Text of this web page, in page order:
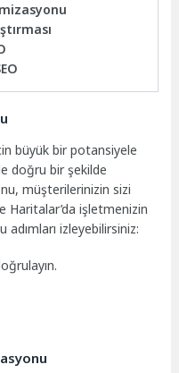
büyük bir potansiyele
doğru bir şekilde
müşterilerinizin sizi
Haritalar’da işletmenizin
izleyebilirsiniz: